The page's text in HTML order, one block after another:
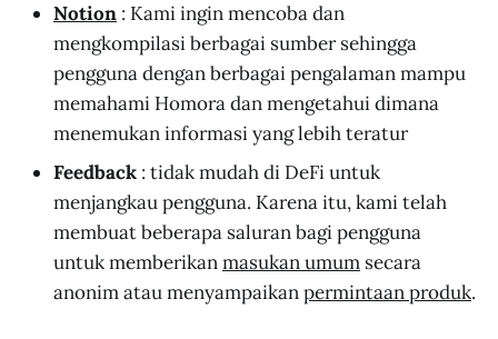
Notion : Kami ingin mencoba dan
mengkompilasi berbagai sumber sehingga
pengguna dengan berbagai pengalaman mampu
memahami Homora dan mengetahui dimana
menemukan informasi yang lebih teratur
Feedback : tidak mudah di DeFi untuk
menjangkau pengguna. Karena itu, kami telah
membuat beberapa saluran bagi pengguna
untuk memberikanmasukan umum secara
anonim atau menyampaikanpermintaan produk.